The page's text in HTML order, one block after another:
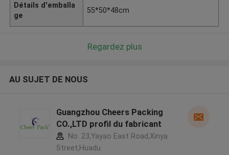
Détails d'emballa
ge
55*50*48cm
Regardez plus
AU SUJET DE NOUS
Guangzhou Cheers Packing
CO.,LTD profil du fabricant
No. 23,Yayao East Road,Xinya
Street,Huadu